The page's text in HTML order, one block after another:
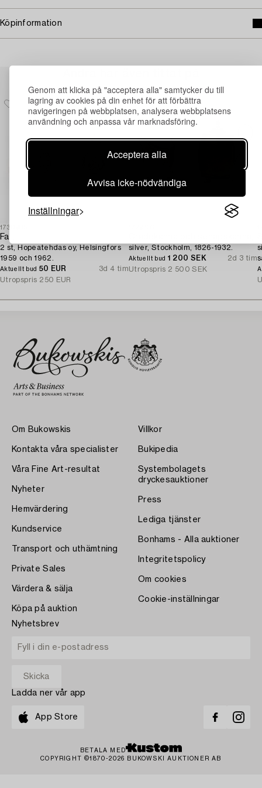
Genom att klicka på "acceptera alla" samtycker du till
lagring av cookies på din enhet för att förbättra
navigeringen på webbplatsen, analysera webbplatsens
användning och anpassa vår marknadsföring.
Acceptera alla
Avvisa icke-nödvändiga
Inställningar
Köpinformation
1730905
Fat,
2 st, Hopeatehdas oy, Helsingfors
1959 och 1962.
Aktuellt bud 50 EUR
3d 4 tim
Utropspris 250 EUR
silver, Stockholm, 1826-1932.
Aktuellt bud 1 200 SEK
2d 3 tim
Utropspris 2 500 SEK
Om Bukowskis
Kontakta våra specialister
Våra Fine Art-resultat
Nyheter
Hemvärdering
Kundservice
Transport och uthämtning
Private Sales
Värdera & sälja
Köpa på auktion
Villkor
Bukipedia
Systembolagets
dryckesauktioner
Press
Lediga tjänster
Bonhams - Alla auktioner
Integritetspolicy
Om cookies
Cookie-inställningar
Nyhetsbrev
Ladda ner vår app
App Store
BETALA MED
COPYRIGHT ©1870-2026 BUKOWSKI AUKTIONER AB